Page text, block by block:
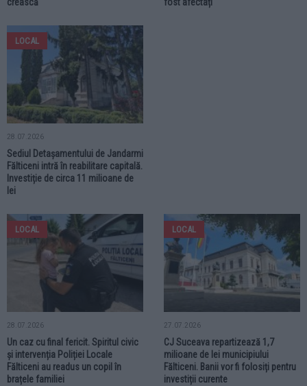
LOCAL
28.07.2026
Sediul Detașamentului de Jandarmi
Fălticeni intră în reabilitare capitală.
Investiție de circa 11 milioane de
lei
LOCAL
28.07.2026
Un caz cu final fericit. Spiritul civic
și intervenția Poliției Locale
Fălticeni au readus un copil în
brațele familiei
LOCAL
27.07.2026
CJ Suceava repartizează 1,7
milioane de lei municipiului
Fălticeni. Banii vor fi folosiți pentru
investiții curente